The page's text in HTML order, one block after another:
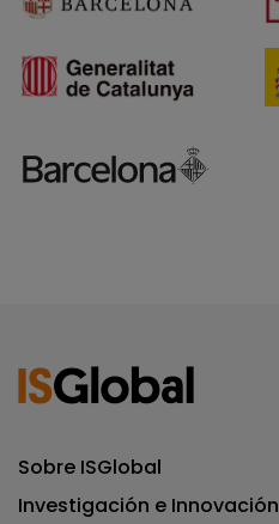
Sobre ISGlobal
Investigación e Innovación